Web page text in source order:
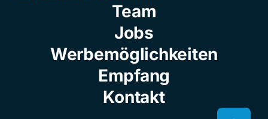
Team
Jobs
Werbemöglichkeiten
Empfang
Kontakt